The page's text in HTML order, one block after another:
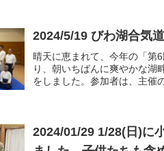
2024/5/19 びわ湖合気
晴天に恵まれて、今年の「
り、朝いちばんに爽やかな湖
をしました。参加者は、主催
2024/01/29 1/28(日)に